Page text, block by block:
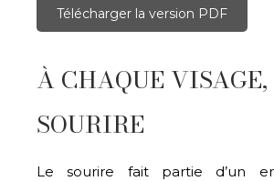
Télécharger la version PDF
À CHAQUE VISAGE,
SOURIRE
Le sourire fait partie d’un